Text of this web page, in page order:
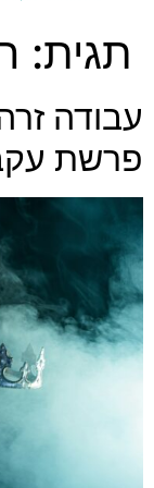
תגית:
עבודה
פרשת